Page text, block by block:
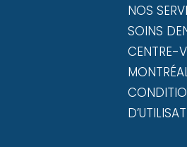
NOS
SOINS
CENTRE-